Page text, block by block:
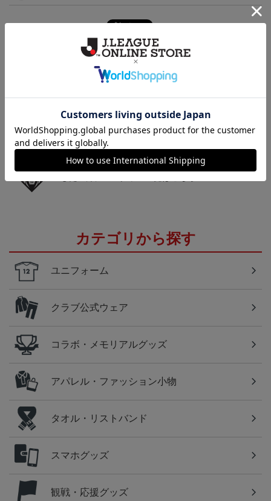
の必須アイテム！
いわてグルージャ盛岡のすべてのグッズをチェック
カテゴリから探す
ユニフォーム
クラブ公式ウェア
コラボ・メモリアルグッズ
アパレル・ファッション小物
タオル・リストバンド
スマホグッズ
観戦・応援グッズ